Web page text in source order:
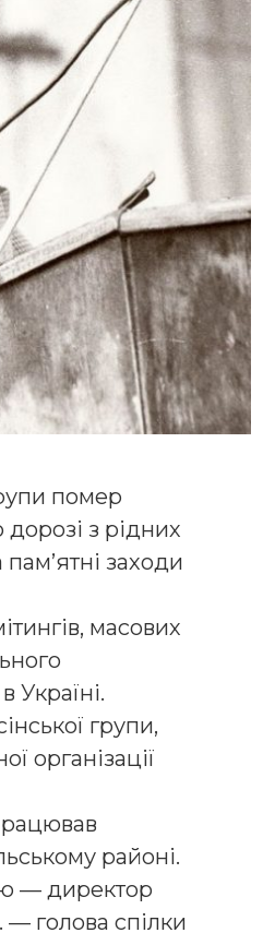
помер
з рідних
заходи
масових
Україні.
групи,
організації
районі.
— директор
— голова спілки